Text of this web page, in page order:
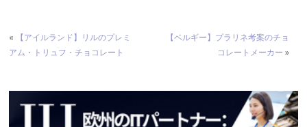
«
【アイルランド】リルのプレミ
アム・トリュフ・チョコレート
【ベルギー】プラリネ考案のチョ
コレートメーカー »